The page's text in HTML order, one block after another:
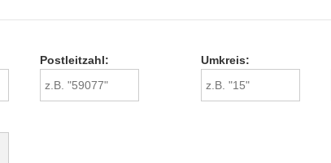
Postleitzahl: Umkreis: